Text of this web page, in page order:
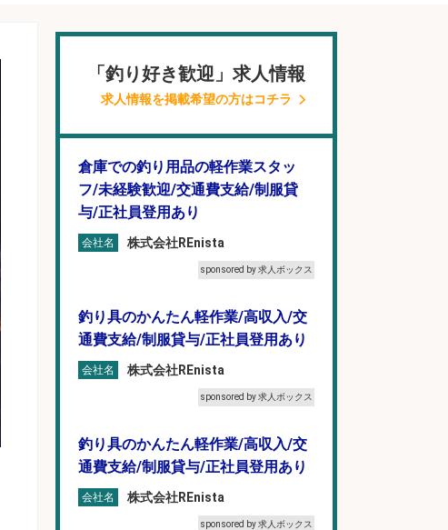
「釣り好き歓迎」求人情報
求人情報を掲載希望の方はコチラ
倉庫での釣り用品の軽作業スタッ
フ/未経験歓迎/交通費支給/制服貸
与/正社員登用あり
会社名 株式会社REnista
sponsored by 求人ボックス
釣り具のかんたん軽作業/高収入/交
通費支給/制服貸与/正社員登用あり
会社名 株式会社REnista
sponsored by 求人ボックス
釣り具のかんたん軽作業/高収入/交
通費支給/制服貸与/正社員登用あり
会社名 株式会社REnista
sponsored by 求人ボックス